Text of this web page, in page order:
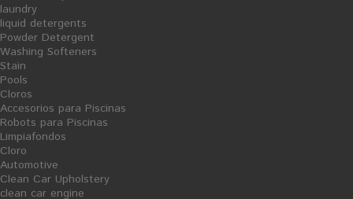
laundry
liquid detergents
Powder Detergent
Washing Softeners
Stain
Pools
Cloros
Accesorios para Piscinas
Robots para Piscinas
Limpiafondos
Cloro
Automotive
Clean Car Upholstery
clean car engine
Fabric softener
Ficha Producto
3,23 €